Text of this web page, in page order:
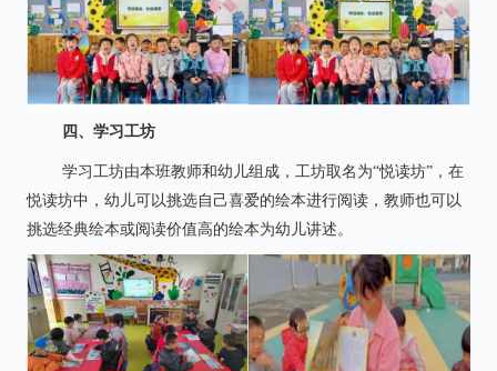
四、学习工坊
学习工坊由本班教师和幼儿组成，工坊取名为“悦读坊”，在
悦读坊中，幼儿可以挑选自己喜爱的绘本进行阅读，教师也可以
挑选经典绘本或阅读价值高的绘本为幼儿讲述。